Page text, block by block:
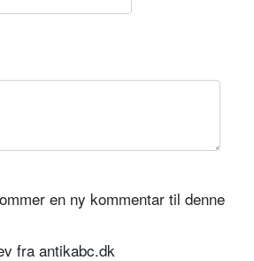
en ny kommentar til denne
fra antikabc.dk